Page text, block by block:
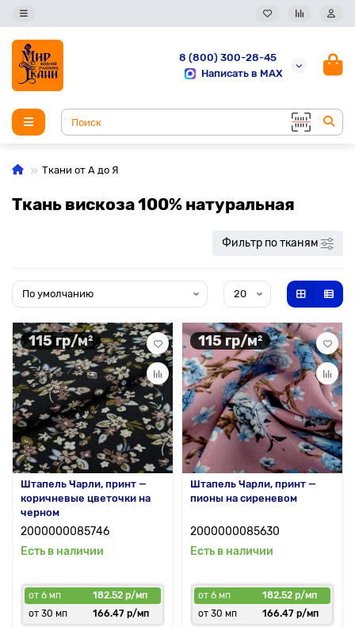
8 (800) 300-28-45
Написать в MAX
Ткани от А до Я
Ткань вискоза 100% натуральная
Фильтр по тканям
115 гр/м²
Штапель Чарли, принт —
коричневые цветочки на
черном
2000000085746
Есть в наличии
от 6 мп
182.52 р/мп
от 30 мп
166.47 р/мп
115 гр/м²
Штапель Чарли, принт —
пионы на сиреневом
2000000085630
Есть в наличии
от 6 мп
182.52 р/мп
от 30 мп
166.47 р/мп